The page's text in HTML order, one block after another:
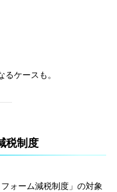
るケースも。
税制度
ォーム減税制度」の対象